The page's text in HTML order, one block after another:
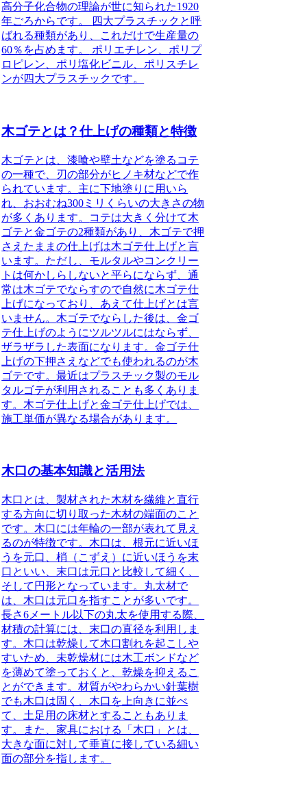
高分子化合物の理論が世に知られた1920
年ごろからです。
四大プラスチックと呼
ばれる種類があり、これだけで生産量の
60％を占めます。
ポリエチレン、ポリプ
ロピレン、ポリ塩化ビニル、ポリスチレ
ンが四大プラスチックです。
木ゴテとは？仕上げの種類と特徴
木ゴテとは 、漆喰や壁土などを塗るコテ
の一種で、刃の部分がヒノキ材などで作
られています。 主に下地塗りに用いら
れ 、おおむね300ミリくらいの大きさの物
が多くあります。
コテは大きく分けて木
ゴテと金ゴテの2種類があり
、木ゴテで押
さえたままの仕上げは木ゴテ仕上げと言
います。 ただし、モルタルやコンクリー
トは何かしらしないと平らにならず、通
常は木ゴテでならすので自然に木ゴテ仕
上げになっており、あえて仕上げとは言
いません。 木ゴテでならした後は、金ゴ
テ仕上げのようにツルツルにはならず、
ザラザラした表面になります。金ゴテ仕
上げの下押さえなどでも使われるのが木
ゴテです。最近はプラスチック製のモル
タルゴテが利用されることも多くありま
す。 木ゴテ仕上げと金ゴテ仕上げでは、
施工単価が異なる場合があります。
木口の基本知識と活用法
木口とは、製材された木材を繊維と直行
する方向に切り取った木材の端面のこと
です。木口には年輪の一部が表れて見え
るのが特徴です。木口は、根元に近いほ
うを元口、梢（こずえ）に近いほうを末
口といい、末口は元口と比較して細く、
そして円形となっています。丸太材で
は、木口は元口を指すことが多いです。
長さ6メートル以下の丸太を使用する際、
材積の計算には、末口の直径を利用しま
す。木口は乾燥して木口割れを起こしや
すいため、未乾燥材には木工ボンドなど
を薄めて塗っておくと、乾燥を抑えるこ
とができます。材質がやわらかい針葉樹
でも木口は固く、木口を上向きに並べ
て、土足用の床材とすることもありま
す。また、家具における「木口」とは、
大きな面に対して垂直に接している細い
面の部分を指します。